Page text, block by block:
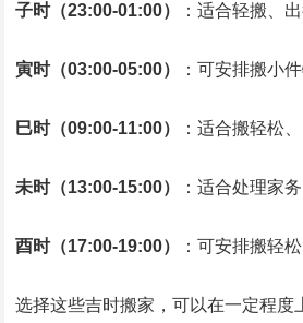
子时（23:00‑01:00） ：适合轻搬、
寅时（03:00‑05:00） ：可安排搬小
巳时（09:00‑11:00） ：适合搬轻松
未时（13:00‑15:00） ：适合处理家
酉时（17:00‑19:00） ：可安排搬轻
选择这些吉时搬家，可以在一定程度